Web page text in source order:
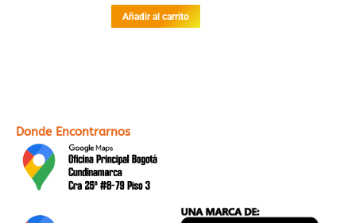
con
2.58
de 5
Añadir al carrito
Donde Encontrarnos